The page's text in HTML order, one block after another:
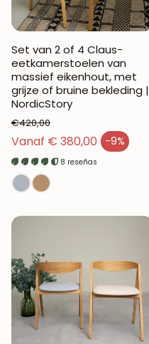
Set van 2 of 4 Claus-
eetkamerstoelen van
massief eikenhout, met
grijze of bruine bekleding |
NordicStory
Vanaf € 380,00 -9%
Verkoopprijs
Normale prijs
€420,00
8 reseñas